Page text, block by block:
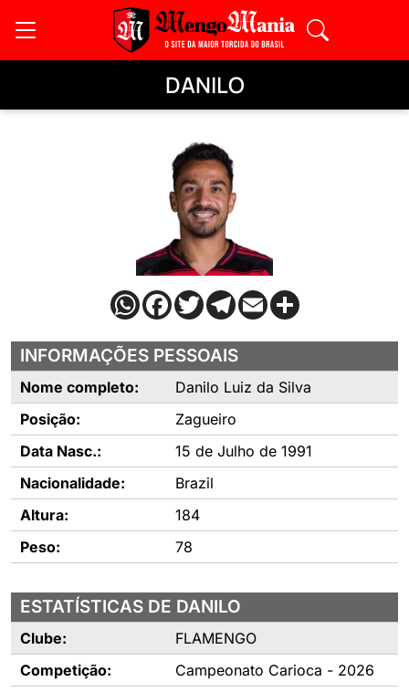
DANILO
INFORMAÇÕES PESSOAIS
Nome completo:
Danilo Luiz da Silva
Posição:
Zagueiro
Data Nasc.:
15 de Julho de 1991
Nacionalidade:
Brazil
Altura:
184
Peso:
78
ESTATÍSTICAS DE DANILO
Clube:
FLAMENGO
Competição:
Campeonato Carioca - 2026